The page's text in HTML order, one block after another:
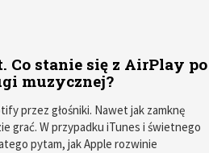
Co stanie się z AirPlay po
muzycznej?
przez głośniki. Nawet jak zamknę
grać. W przypadku iTunes i świetnego
pytam, jak Apple rozwinie